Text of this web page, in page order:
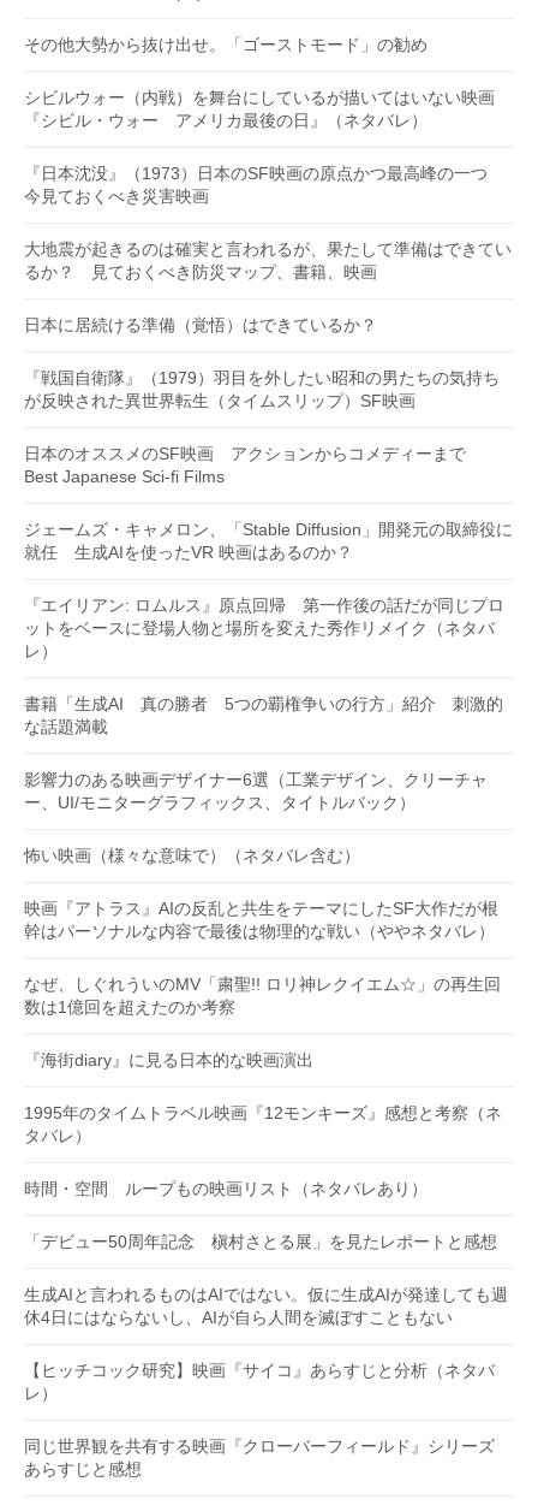
その他大勢から抜け出せ。「ゴーストモード」の勧め
シビルウォー（内戦）を舞台にしているが描いてはいない映画
『シビル・ウォー アメリカ最後の日』（ネタバレ）
『日本沈没』（1973）日本のSF映画の原点かつ最高峰の一つ
今見ておくべき災害映画
大地震が起きるのは確実と言われるが、果たして準備はできてい
るか？ 見ておくべき防災マップ、書籍、映画
日本に居続ける準備（覚悟）はできているか？
『戦国自衛隊』（1979）羽目を外したい昭和の男たちの気持ち
が反映された異世界転生（タイムスリップ）SF映画
日本のオススメのSF映画 アクションからコメディーまで
Best Japanese Sci-fi Films
ジェームズ・キャメロン、「Stable Diffusion」開発元の取締役に
就任 生成AIを使ったVR 映画はあるのか？
『エイリアン: ロムルス』原点回帰 第一作後の話だが同じプロ
ットをベースに登場人物と場所を変えた秀作リメイク（ネタバ
レ）
書籍「生成AI 真の勝者 5つの覇権争いの行方」紹介 刺激的
な話題満載
影響力のある映画デザイナー6選（工業デザイン、クリーチャ
ー、UI/モニターグラフィックス、タイトルバック）
怖い映画（様々な意味で）（ネタバレ含む）
映画『アトラス』AIの反乱と共生をテーマにしたSF大作だが根
幹はパーソナルな内容で最後は物理的な戦い（ややネタバレ）
なぜ、しぐれういのMV「粛聖!! ロリ神レクイエム☆」の再生回
数は1億回を超えたのか考察
『海街diary』に見る日本的な映画演出
1995年のタイムトラベル映画『12モンキーズ』感想と考察（ネ
タバレ）
時間・空間 ループもの映画リスト（ネタバレあり）
「デビュー50周年記念 槇村さとる展」を見たレポートと感想
生成AIと言われるものはAIではない。仮に生成AIが発達しても週
休4日にはならないし、AIが自ら人間を滅ぼすこともない
【ヒッチコック研究】映画『サイコ』あらすじと分析（ネタバ
レ）
同じ世界観を共有する映画『クローバーフィールド』シリーズ
あらすじと感想